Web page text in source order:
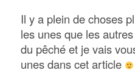
Il y a plein de choses
les unes que les
du pêché et je vais
unes dans cet article